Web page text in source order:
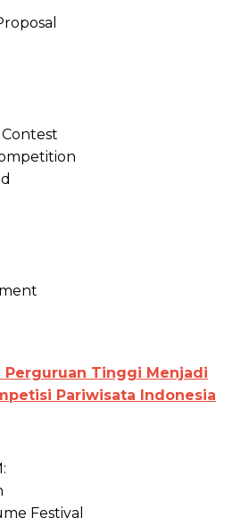
Perguruan Tinggi Menjadi
Pariwisata Indonesia
Festival